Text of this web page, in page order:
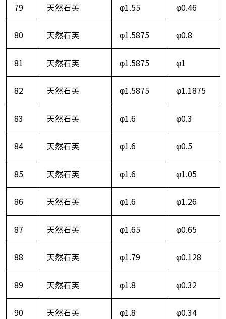
79 天然石英 φ1.55 φ0.46
80 天然石英 φ1.5875 φ0.8
81 天然石英 φ1.5875 φ1
82 天然石英 φ1.5875 φ1.1875
83 天然石英 φ1.6 φ0.3
84 天然石英 φ1.6 φ0.5
85 天然石英 φ1.6 φ1.05
86 天然石英 φ1.6 φ1.26
87 天然石英 φ1.65 φ0.65
88 天然石英 φ1.79 φ0.128
89 天然石英 φ1.8 φ0.32
90 天然石英 φ1.8 φ0.34